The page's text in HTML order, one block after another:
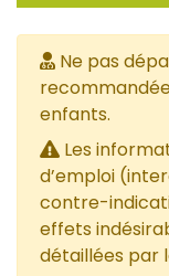
Ne pas
enfants.
Les
d’emploi
contre-
effets
détaillées par